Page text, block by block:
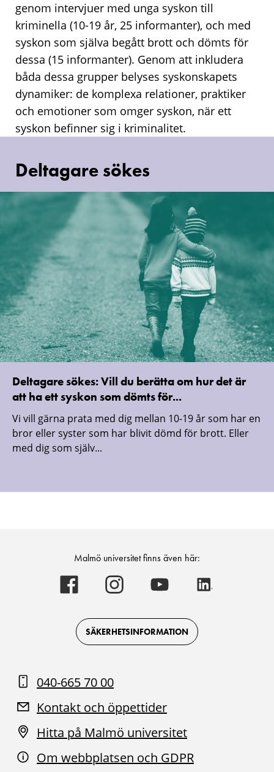
genom intervjuer med unga syskon till
kriminella (10-19 år, 25 informanter), och med
syskon som själva begått brott och dömts för
dessa (15 informanter). Genom att inkludera
båda dessa grupper belyses syskonskapets
dynamiker: de komplexa relationer, praktiker
och emotioner som omger syskon, när ett
syskon befinner sig i kriminalitet.
Deltagare sökes
Deltagare sökes: Vill du berätta om hur det är
att ha ett syskon som dömts för...
Vi vill gärna prata med dig mellan 10-19 år som har en
bror eller syster som har blivit dömd för brott. Eller
med dig som själv...
Malmö universitet finns även här:
Malmö
universitet
on
Facebook
Malmö
universitet
on
Instagram
Malmö
universitet
on
Youtube
SÄKERHETSINFORMATION
040-665 70 00
Kontakt och öppettider
Hitta på Malmö universitet
Om webbplatsen och GDPR